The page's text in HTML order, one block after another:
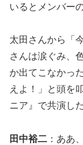
いるとメンバー
太田さんから「
さんは涙ぐみ、
か出てこなかっ
えよ！」と頭を
ニア』で共演し
田中裕二 ：ああ